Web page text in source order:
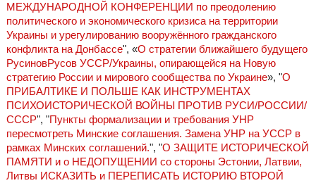
МЕЖДУНАРОДНОЙ КОНФЕРЕНЦИИ по преодолению
политического и экономического кризиса на территории
Украины и урегулированию вооружённого гражданского
конфликта на Донбассе", «О стратегии ближайшего будущего
РусиновРусов УССР/Украины, опирающейся на Новую
стратегию России и мирового сообщества по Украине», "О
ПРИБАЛТИКЕ И ПОЛЬШЕ КАК ИНСТРУМЕНТАХ
ПСИХОИСТОРИЧЕСКОЙ ВОЙНЫ ПРОТИВ РУСИ/РОССИИ/
СССР", "Пункты формализации и требования УНР
пересмотреть Минские соглашения. Замена УНР на УССР в
рамках Минских соглашений.", "О ЗАЩИТЕ ИСТОРИЧЕСКОЙ
ПАМЯТИ и о НЕДОПУЩЕНИИ со стороны Эстонии, Латвии,
Литвы ИСКАЗИТЬ и ПЕРЕПИСАТЬ ИСТОРИЮ ВТОРОЙ